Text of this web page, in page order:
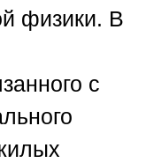
физики. В
с